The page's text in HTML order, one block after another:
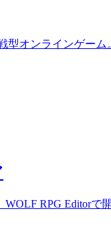
型オンラインゲー
RPG Editorで